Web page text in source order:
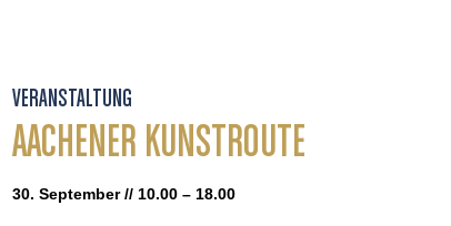
VERANSTALTUNG
AACHENER KUNSTROUTE
30. September // 10.00 – 18.00